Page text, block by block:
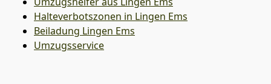
Halteverbotszonen in Lingen Ems
Beiladung Lingen Ems
Umzugsservice